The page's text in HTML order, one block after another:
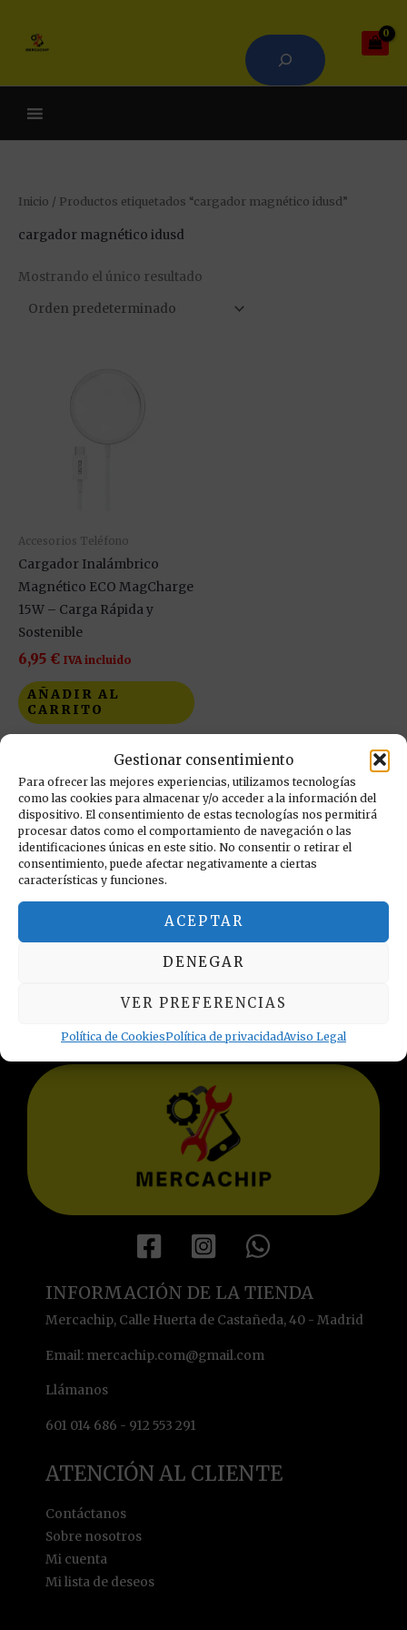
Gestionar consentimiento
Para ofrecer las mejores experiencias, utilizamos tecnologías
como las cookies para almacenar y/o acceder a la información del
dispositivo. El consentimiento de estas tecnologías nos permitirá
procesar datos como el comportamiento de navegación o las
identificaciones únicas en este sitio. No consentir o retirar el
consentimiento, puede afectar negativamente a ciertas
características y funciones.
ACEPTAR
DENEGAR
VER PREFERENCIAS
Política de CookiesPolítica de privacidadAviso Legal
contenido
Inicio / Productos etiquetados “cargador magnético idusd”
cargador magnético idusd
Mostrando el único resultado
Accesorios Teléfono
Cargador Inalámbrico
Magnético ECO MagCharge
15W – Carga Rápida y
Sostenible
6,95 € IVA incluido
AÑADIR AL
CARRITO
Añadir a mi lista de
deseos
INFORMACIÓN LEGAL
Términos y condiciones
Política de Cookies
INFORMACIÓN DE LA TIENDA
Mercachip, Calle Huerta de Castañeda, 40 - Madrid
Email: mercachip.com@gmail.com
Llámanos
601 014 686 - 912 553 291
ATENCIÓN AL CLIENTE
Contáctanos
Sobre nosotros
Mi cuenta
Mi lista de deseos